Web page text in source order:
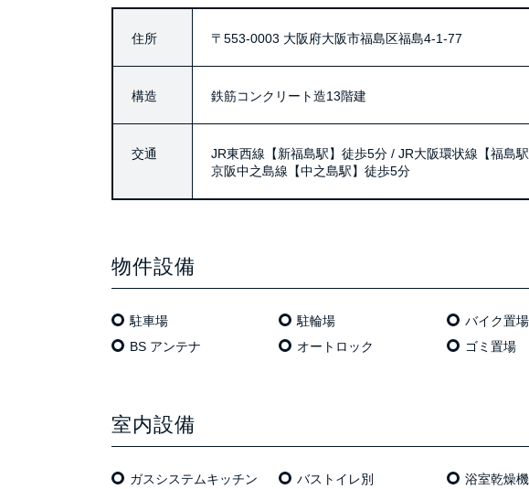
住所 〒553-0003 大阪府大阪市福島区福島4-1-77
構造 鉄筋コンクリート造13階建
交通
JR東西線【新福島駅】徒歩5分 / JR大阪環状線【福島
京阪中之島線【中之島駅】徒歩5分
物件設備
駐車場 駐輪場 バイク置場
BS アンテナ
オートロック ゴミ置場
室内設備
ガスシステムキッチン バストイレ別 浴室乾燥機